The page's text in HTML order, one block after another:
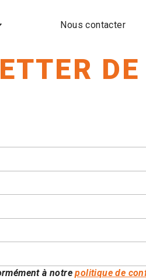
Nous contacter
DE
à notrepolitique de